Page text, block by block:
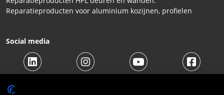
Reparatieproducten voor aluminium kozijnen, profielen
Social media